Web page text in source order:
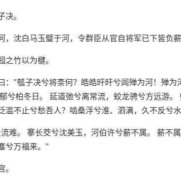
。
沈白马玉璧于河，令群臣从官自将军已下皆负薪
竹以为楗。
："瓠子决兮将柰何？皓皓旰旰兮闾殚为河！殚为
兮柏冬日。 延道弛兮离常流，蛟龙骋兮方远游
滥不止兮愁吾人？啮桑浮兮淮、泗满，久不反兮
难。 搴长茭兮沈美玉，河伯许兮薪不属。 薪不
兮万福来。"